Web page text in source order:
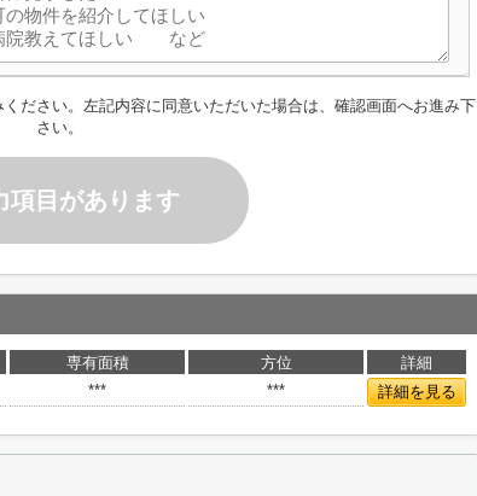
ください。左記内容に同意いただいた場合は、確認画面へお進み下
さい。
項目があります
専有面積 方位
詳細
*** *** 詳細を見る